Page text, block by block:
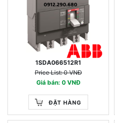
1SDA066512R1
Price List: 0 VNĐ
Giá bán: 0 VNĐ
ĐẶT HÀNG